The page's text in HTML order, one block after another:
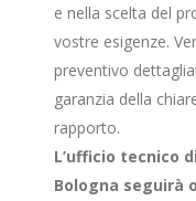
e nella scelta del
vostre esigenze.
preventivo
garanzia della
rapporto.
L’ufficio tecnico
Bologna seguirà